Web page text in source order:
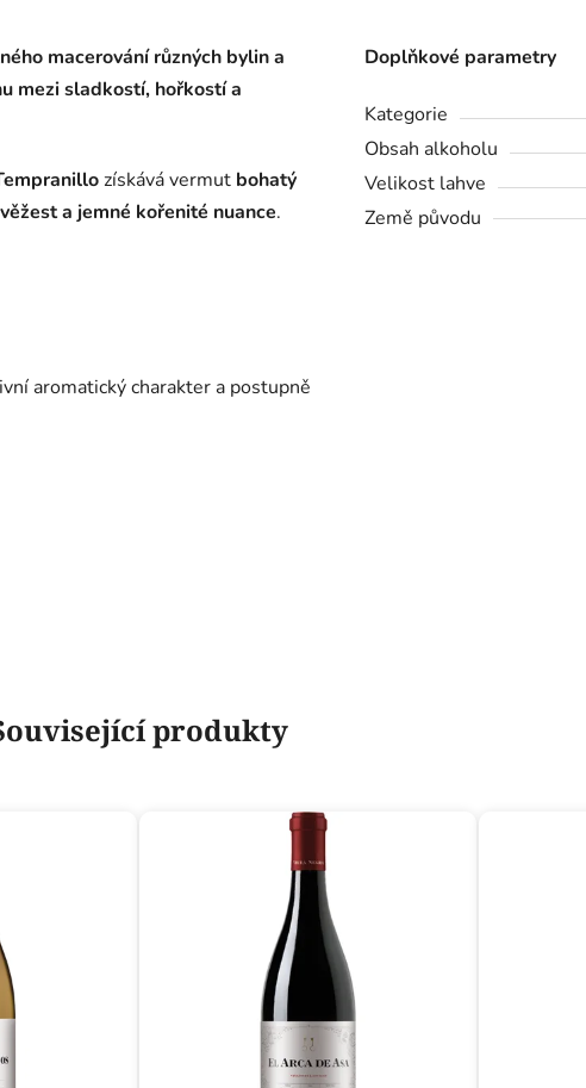
macerování různých bylin a
mezi sladkostí, hořkostí a
získává vermut bohatý
a jemné kořenité nuance.
aromatický charakter a postupně
Doplňkové parametry
Kategorie
Obsah alkoholu
Velikost lahve
Země původu
produkty